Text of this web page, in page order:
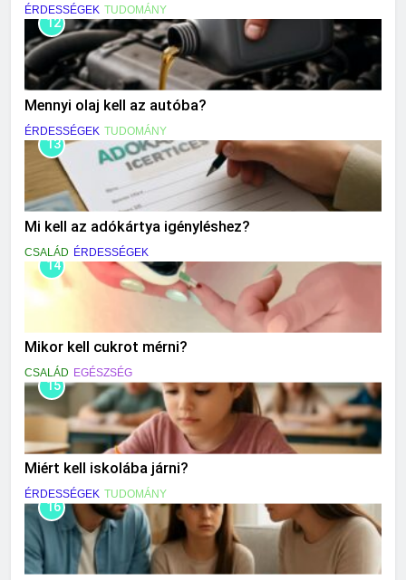
ÉRDESSÉGEK TUDOMÁNY
12
Mennyi olaj kell az autóba?
ÉRDESSÉGEK TUDOMÁNY
13
Mi kell az adókártya igényléshez?
CSALÁD ÉRDESSÉGEK
14
Mikor kell cukrot mérni?
CSALÁD EGÉSZSÉG
15
Miért kell iskolába járni?
ÉRDESSÉGEK TUDOMÁNY
16